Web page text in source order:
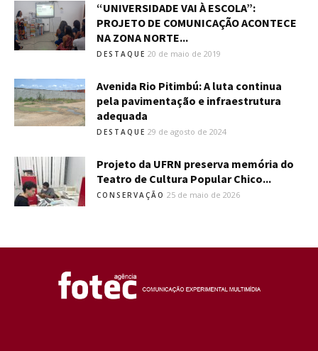
“UNIVERSIDADE VAI À ESCOLA”:
PROJETO DE COMUNICAÇÃO ACONTECE
NA ZONA NORTE...
DESTAQUE 20 de maio de 2019
Avenida Rio Pitimbú: A luta continua
pela pavimentação e infraestrutura
adequada
DESTAQUE 29 de agosto de 2024
Projeto da UFRN preserva memória do
Teatro de Cultura Popular Chico...
CONSERVAÇÃO 25 de maio de 2026